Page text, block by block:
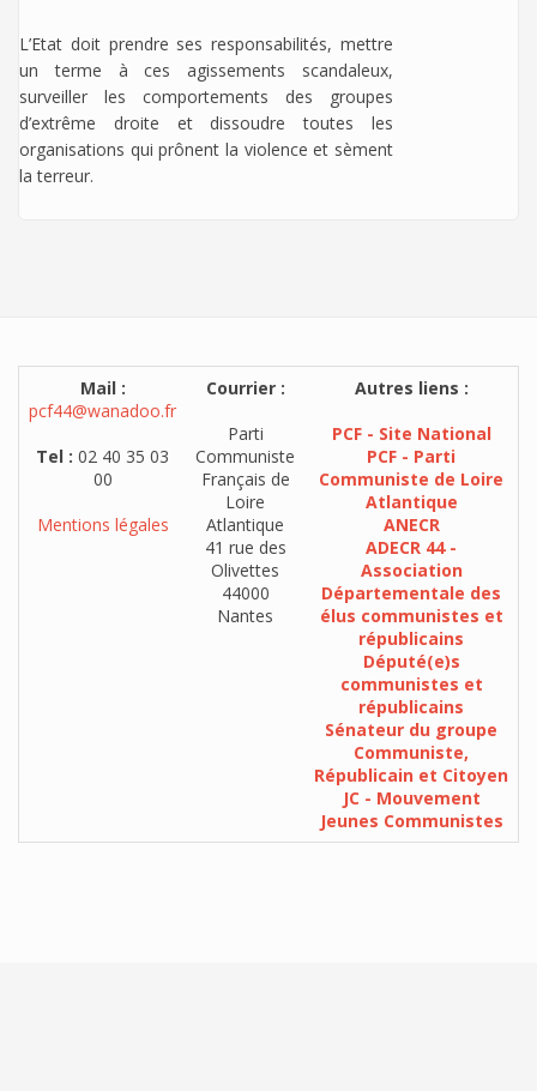
L’Etat doit prendre ses responsabilités, mettre
un terme à ces agissements scandaleux,
surveiller les comportements des groupes
d’extrême droite et dissoudre toutes les
organisations qui prônent la violence et sèment
la terreur.
Mail :
pcf44@wanadoo.fr
Tel : 02 40 35 03
00
Mentions légales
Courrier :
Parti
Communiste
Français de
Loire
Atlantique
41 rue des
Olivettes
44000
Nantes
Autres liens :
PCF - Site National
PCF - Parti
Communiste de Loire
Atlantique
ANECR
ADECR 44 -
Association
Départementale des
élus communistes et
républicains
Député(e)s
communistes et
républicains
Sénateur du groupe
Communiste,
Républicain et Citoyen
JC - Mouvement
Jeunes Communistes